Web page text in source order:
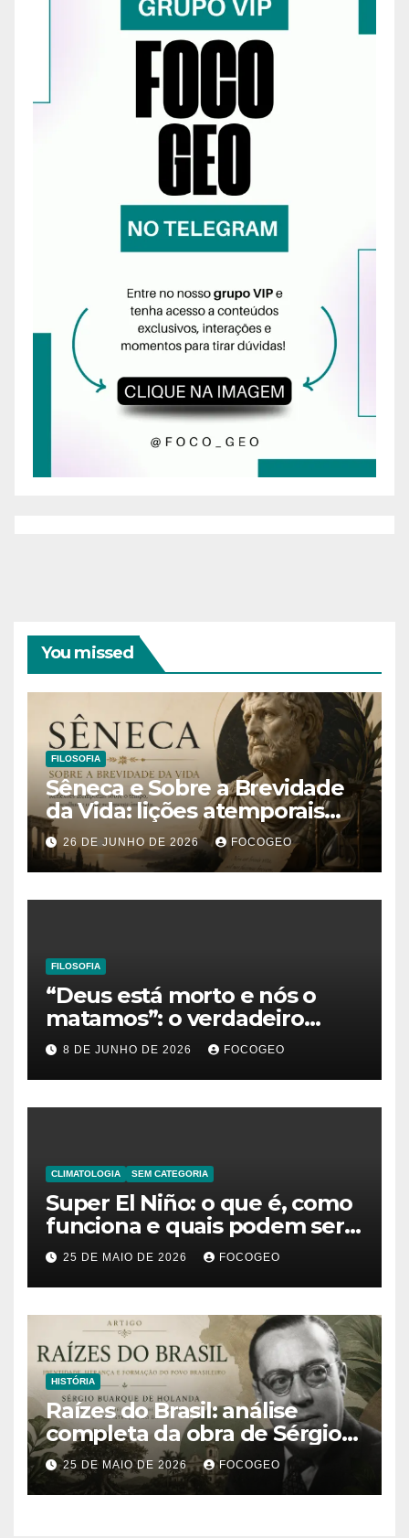
You missed
FILOSOFIA
Sêneca e Sobre a Brevidade
da Vida: lições atemporais
sobre o tempo, a felicidade e
o verdadeiro sentido da
existência
26 DE JUNHO DE 2026 FOCOGEO
FILOSOFIA
“Deus está morto e nós o
matamos”: o verdadeiro
significado da frase de
Friedrich Nietzsche
8 DE JUNHO DE 2026 FOCOGEO
CLIMATOLOGIA SEM CATEGORIA
Super El Niño: o que é, como
funciona e quais podem ser
os impactos desse fenômeno
climático extremo no Brasil e
no mundo
25 DE MAIO DE 2026 FOCOGEO
HISTÓRIA
Raízes do Brasil: análise
completa da obra de Sérgio
Buarque de Holanda e sua
importância para entender a
formação do Brasil
25 DE MAIO DE 2026 FOCOGEO